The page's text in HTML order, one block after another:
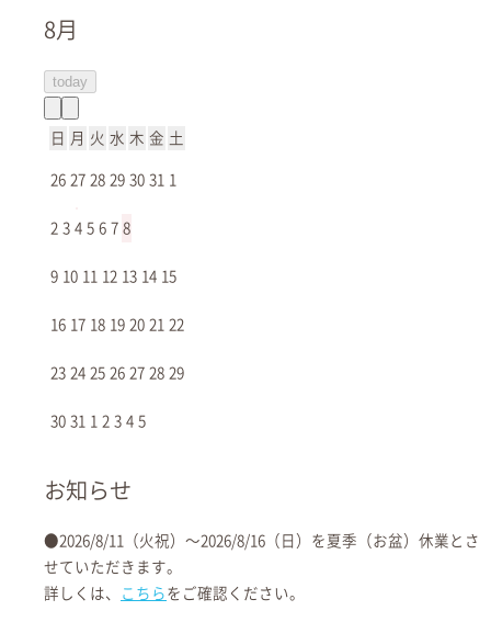
8月
today
日 月 火 水 木 金 土
26 27 28 29 30 31 1
2 3 4 5 6 7 8
9 10 11 12 13 14 15
16 17 18 19 20 21 22
23 24 25 26 27 28 29
30 31 1 2 3 4 5
お知らせ
●2026/8/11（火祝）〜2026/8/16（日）を夏季（お盆）休業とさ
せていただきます。
詳しくは、
こちら をご確認ください。
〜はじめにお読みください〜
LIFESNAPの寺社でのご祈祷と記念撮影の
LIFESNAPでは、寺社での撮影は当日ご祈祷やご祈願を予定されている
私たちは、皆様が願いや感謝をこめて手を合わせてお祈りされることを
行し、ご祈祷やご祈願を受けられるご家族さまのその日の思い出を残す
記念撮影をさせていただいております。